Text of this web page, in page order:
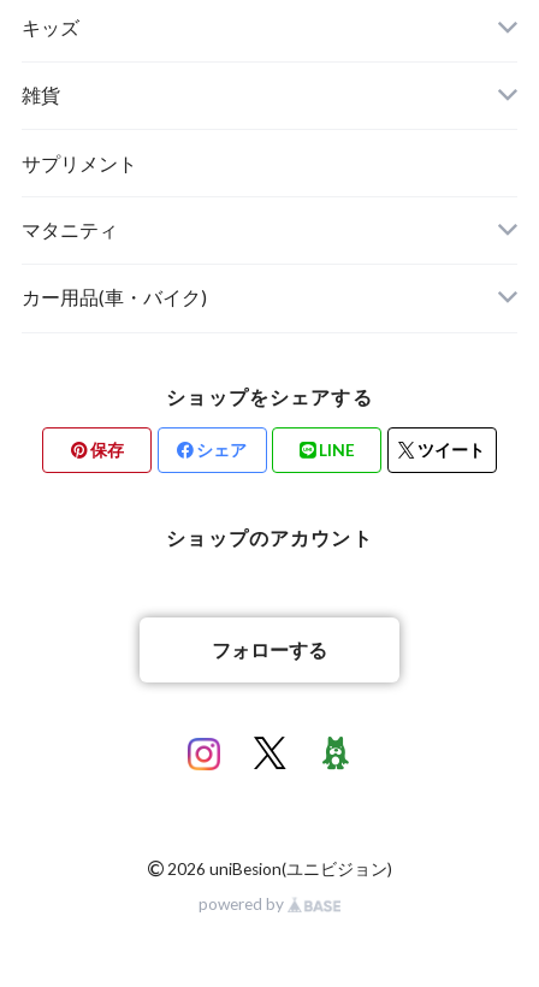
リュック
クラッチバッグ
キッズ
アウター(女の子)
ボディケア・スキンケア
雑貨
POETIC
キッチングッズ
素材・ハンドメイド
サプリメント
マタニティ
トップス
カー用品(車・バイク)
ショップをシェアする
保存 シェア LINE ツイート
ショップのアカウント
フォローする
©2026 uniBesion(ユニビジョン)
powered by